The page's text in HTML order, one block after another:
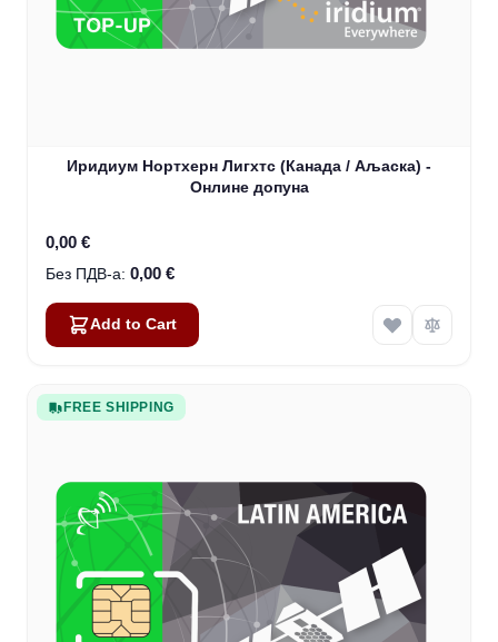
Иридиум Нортхерн Лигхтс (Канада / Аљаска) -
Онлине допуна
0,00 €
0,00 €
Add to Cart
FREE SHIPPING